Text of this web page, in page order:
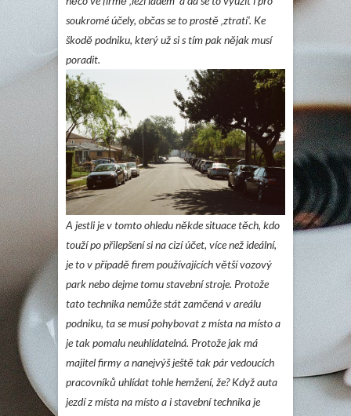
soukromé účely, občas se to prostě ‚ztratí‘. Ke
škodě podniku, který už si s tím pak nějak musí
poradit.
A jestli je v tomto ohledu někde situace těch, kdo
touží po přilepšení si na cizí účet, více než ideální,
je to v případě firem používajících větší vozový
park nebo dejme tomu stavební stroje. Protože
tato technika nemůže stát zamčená v areálu
podniku, ta se musí pohybovat z místa na místo a
je tak pomalu neuhlídatelná. Protože jak má
majitel firmy a nanejvýš ještě tak pár vedoucích
pracovníků uhlídat tohle hemžení, že? Když auta
jezdí z místa na místo a i stavební technika je